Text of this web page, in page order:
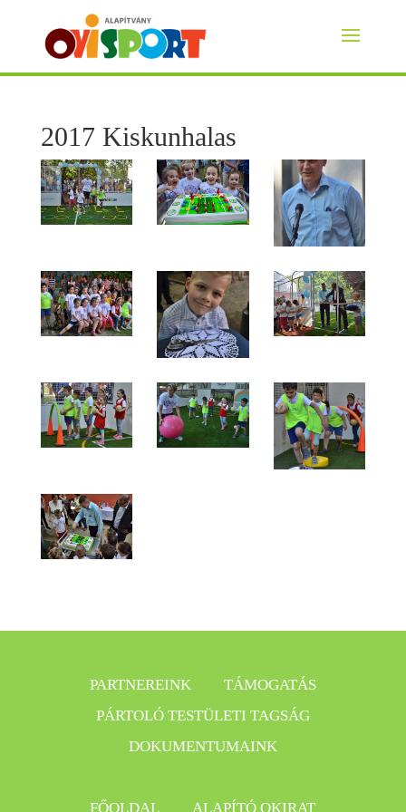
2017 Kiskunhalas
PARTNEREINK
TÁMOGATÁS
PÁRTOLÓ TESTÜLETI TAGSÁG
DOKUMENTUMAINK
FŐOLDAL ALAPÍTÓ OKIRAT